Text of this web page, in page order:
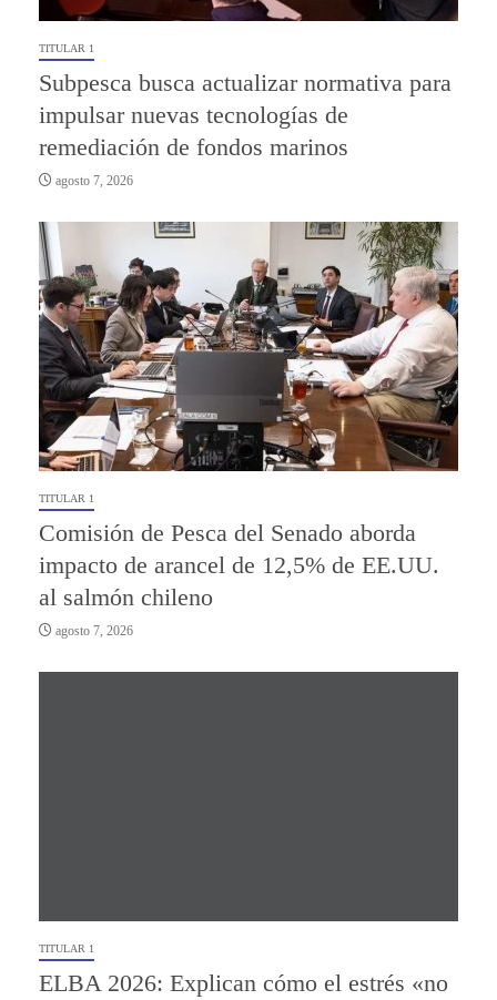
TITULAR 1
Subpesca busca actualizar normativa para
impulsar nuevas tecnologías de
remediación de fondos marinos
agosto 7, 2026
TITULAR 1
Comisión de Pesca del Senado aborda
impacto de arancel de 12,5% de EE.UU.
al salmón chileno
agosto 7, 2026
TITULAR 1
ELBA 2026: Explican cómo el estrés «no